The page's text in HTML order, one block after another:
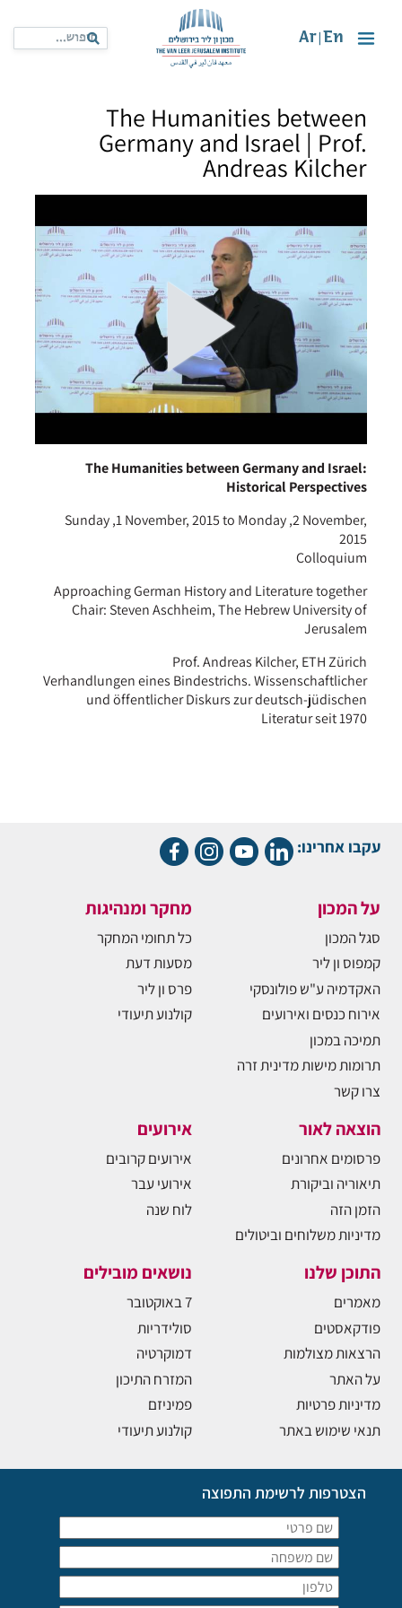
En
Ar
The Humanities between
Germany and Israel | Prof.
Andreas Kilcher
The Humanities between Germany and Israel:
Historical Perspectives
Sunday ,1 November, 2015 to Monday ,2 November,
2015
Colloquium
Approaching German History and Literature together
Chair: Steven Aschheim, The Hebrew University of
Jerusalem
Prof. Andreas Kilcher, ETH Zürich
Verhandlungen eines Bindestrichs. Wissenschaftlicher
und öffentlicher Diskurs zur deutsch-jüdischen
Literatur seit 1970
עקבו אחרינו:
על המכון
סגל המכון
קמפוס ון ליר
האקדמיה ע"ש פולונסקי
אירוח כנסים ואירועים
תמיכה במכון
תרומות מישות מדינית זרה
צרו קשר
מחקר ומנהיגות
כל תחומי המחקר
מסעות דעת
פרס ון ליר
קולנוע תיעודי
הוצאה לאור
פרסומים אחרונים
תיאוריה וביקורת
הזמן הזה
מדיניות משלוחים וביטולים
אירועים
אירועים קרובים
אירועי עבר
לוח שנה
התוכן שלנו
מאמרים
פודקאסטים
הרצאות מצולמות
על האתר
מדיניות פרטיות
תנאי שימוש באתר
נושאים מובילים
7 באוקטובר
סולידריות
דמוקרטיה
המזרח התיכון
פמיניזם
קולנוע תיעודי
הצטרפות לרשימת התפוצה